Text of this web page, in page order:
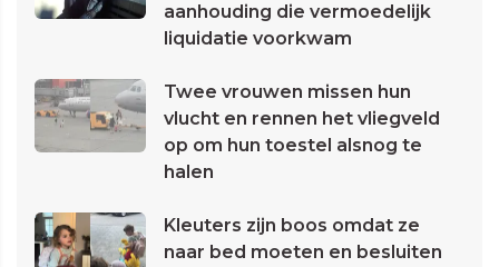
aanhouding die vermoedelijk
liquidatie voorkwam
Twee vrouwen missen hun
vlucht en rennen het vliegveld
op om hun toestel alsnog te
halen
Kleuters zijn boos omdat ze
naar bed moeten en besluiten